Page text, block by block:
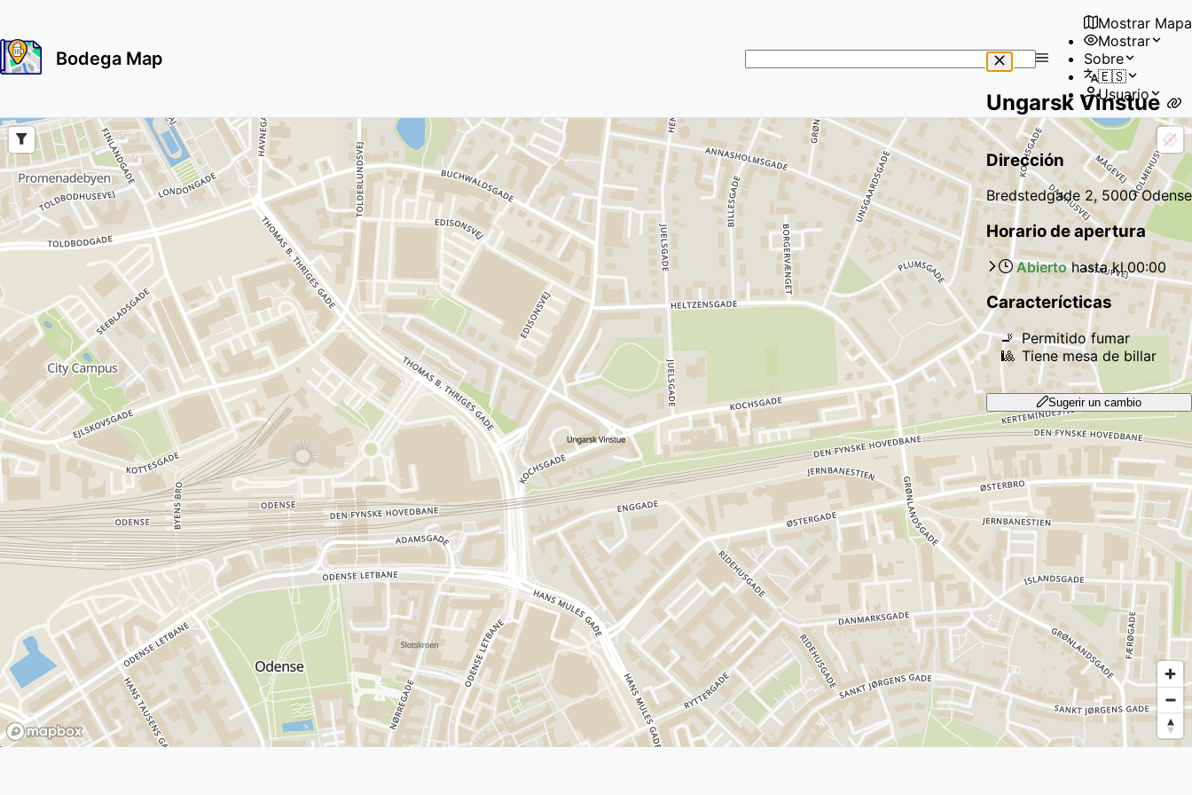
Bodega Map
No
results
found
Mostrar Mapa
Mostrar
Sobre
🇪🇸
Usuario
Ungarsk Vinstue
Dirección
Bredstedgade 2, 5000 Odense
Horario de apertura
Abiertohasta kl.00:00
Caracterícticas
🚬 Permitido fumar
🎱 Tiene mesa de billar
Sugerir un cambio